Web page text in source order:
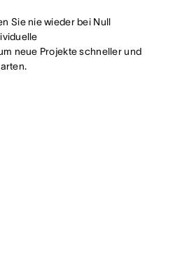
Sie nie wieder bei Null
neue Projekte schneller und